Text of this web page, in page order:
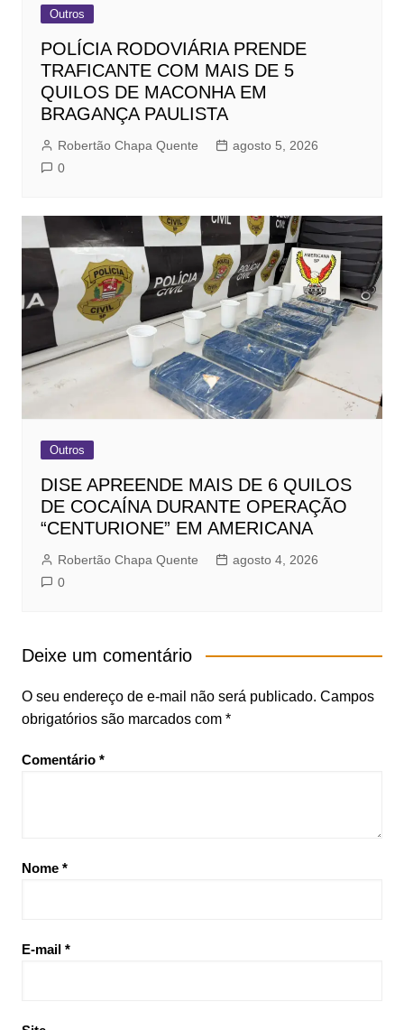
Outros
POLÍCIA RODOVIÁRIA PRENDE
TRAFICANTE COM MAIS DE 5
QUILOS DE MACONHA EM
BRAGANÇA PAULISTA
Robertão Chapa Quente
agosto 5, 2026
0
Outros
DISE APREENDE MAIS DE 6 QUILOS
DE COCAÍNA DURANTE OPERAÇÃO
“CENTURIONE” EM AMERICANA
Robertão Chapa Quente
agosto 4, 2026
0
Deixe um comentário
O seu endereço de e-mail não será publicado. Campos
obrigatórios são marcados com *
Comentário *
Nome *
E-mail *